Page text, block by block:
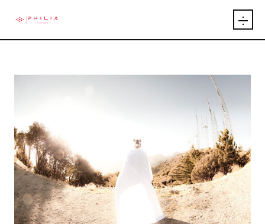
EVENTOS
PUBLICACIONES
EXPOSICIONES